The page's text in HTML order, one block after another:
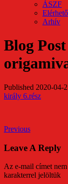
ÁSZF
Arhív
Blog
Published 2020-04-
király 6.rész
Previous
Leave A Reply
Az e-mail címet
karakterrel jelöltük